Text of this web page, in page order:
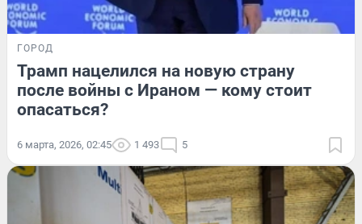
ГОРОД
Трамп нацелился на новую страну
после войны с Ираном — кому стоит
опасаться?
6 марта, 2026, 02:45 1 493 5